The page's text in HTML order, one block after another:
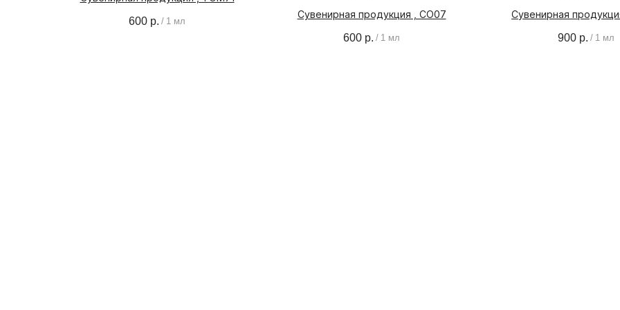
600 р. / 1 мл
Сувенирная продукция , CO07
600 р. / 1 мл
Сувенирная
900 р. / 1 мл